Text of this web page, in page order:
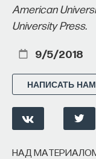
American
University Press.
9/5/2018
НАПИСАТЬ НАМ
НАД